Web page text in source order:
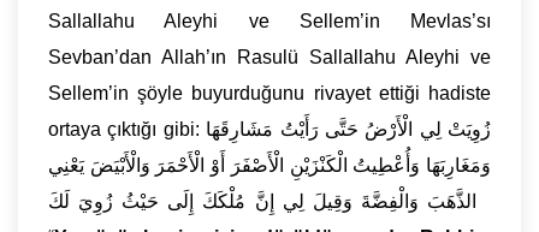
Sallallahu Aleyhi ve Sellem’in Mevlas’sı
Sevban’dan Allah’ın Rasulü Sallallahu Aleyhi ve
Sellem’in şöyle buyurduğunu rivayet ettiği hadiste
ortaya çıktığı gibi: زُوِيَتْ لِي الْأَرْضُ حَتَّى رَأَيْتُ مَشَارِقَهَا
وَمَغَارِبَهَا وَأُعْطِيتُ الْكَنْزَيْنِ الْأَصْفَرَ أَوْ الْأَحْمَرَ وَالْأَبْيَضَ يَعْنِي
الذَّهَبَ وَالْفِضَّةَ وَقِيلَ لِي إِنَّ مُلْكَكَ إِلَى حَيْثُ زُوِيَ لَكَ...